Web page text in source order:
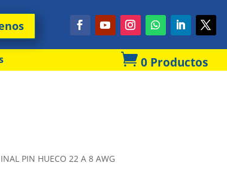
 0 Productos
PIN HUECO 22 A 8 AWG